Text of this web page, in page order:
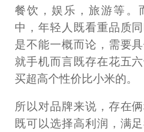
餐饮，娱乐，旅游等。
中，年轻人既看重品质
是不能一概而论，需要
就手机而言既存在花五
买超高个性价比小米的。
所以对品牌来说，存在
既可以选择高利润，满